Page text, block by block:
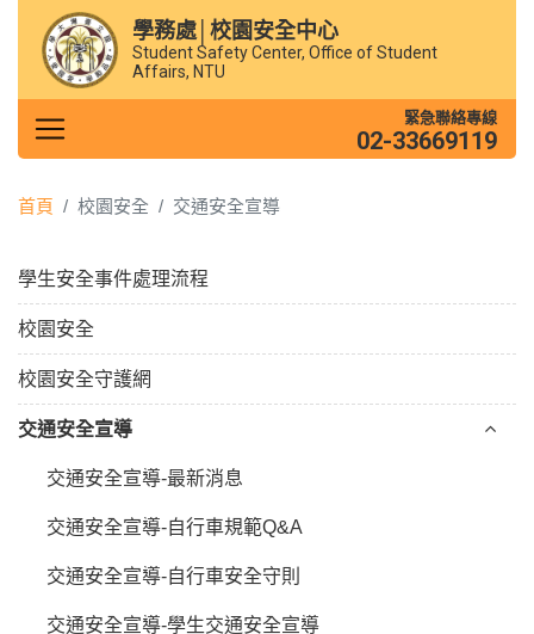
學務處│校園安全中心
Student Safety Center, Office of Student
Affairs, NTU
緊急聯絡專線
02-33669119
首頁 校園安全 交通安全宣導
學生安全事件處理流程
校園安全
校園安全守護網
交通安全宣導
交通安全宣導-最新消息
交通安全宣導-自行車規範Q&A
交通安全宣導-自行車安全守則
交通安全宣導-學生交通安全宣導